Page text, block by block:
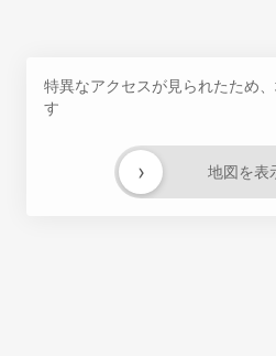
特異なアクセスが見られたため
す
地図を表
›